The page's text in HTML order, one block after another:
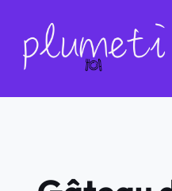
contenu